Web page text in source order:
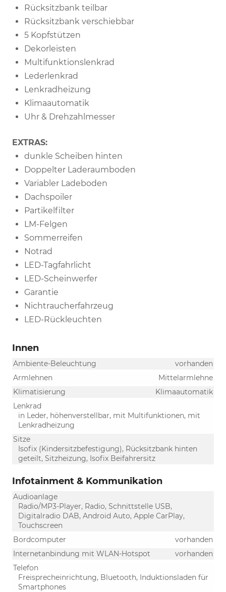
Rücksitzbank teilbar
Rücksitzbank verschiebbar
5 Kopfstützen
Dekorleisten
Multifunktionslenkrad
Lederlenkrad
Lenkradheizung
Klimaautomatik
Uhr & Drehzahlmesser
EXTRAS:
dunkle Scheiben hinten
Doppelter Laderaumboden
Variabler Ladeboden
Dachspoiler
Partikelfilter
LM-Felgen
Sommerreifen
Notrad
LED-Tagfahrlicht
LED-Scheinwerfer
Garantie
Nichtraucherfahrzeug
LED-Rückleuchten
Innen
Ambiente-Beleuchtung
vorhanden
Armlehnen
Mittelarmlehne
Klimatisierung
Klimaautomatik
Lenkrad
in Leder, höhenverstellbar, mit Multifunktionen, mit
Lenkradheizung
Sitze
Isofix (Kindersitzbefestigung), Rücksitzbank hinten
geteilt, Sitzheizung, Isofix Beifahrersitz
Infotainment & Kommunikation
Audioanlage
Radio/MP3-Player, Radio, Schnittstelle USB,
Digitalradio DAB, Android Auto, Apple CarPlay,
Touchscreen
Bordcomputer
vorhanden
Internetanbindung mit WLAN-Hotspot
vorhanden
Telefon
Freisprecheinrichtung, Bluetooth, Induktionsladen für
Smartphones